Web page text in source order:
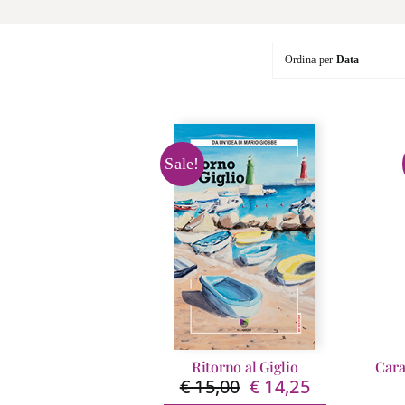
Ordina per Data
Sale!
Ritorno al Giglio
€15,00 Il
€ 14,25Il